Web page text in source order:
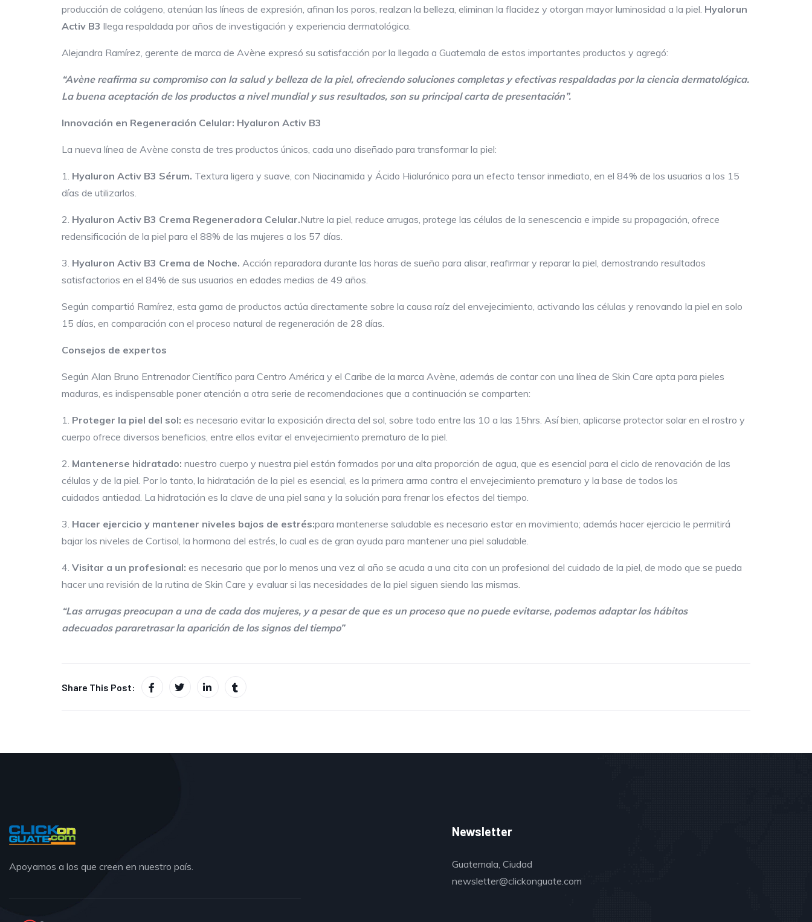
producción de colágeno, atenúan las líneas de expresión, afinan los poros, realzan la belleza, eliminan la flacidez y otorgan mayor luminosidad a la piel. Hyalorun
Activ B3 llega respaldada por años de investigación y experiencia dermatológica.
Alejandra Ramírez, gerente de marca de Avène expresó su satisfacción por la llegada a Guatemala de estos importantes productos y agregó:
“Avène reafirma su compromiso con la salud y belleza de la piel, ofreciendo soluciones completas y efectivas respaldadas por la ciencia dermatológica.
La buena aceptación de los productos a nivel mundialy sus resultados, son su principal carta de presentación”.
Innovación en Regeneración Celular: Hyaluron Activ B3
La nueva línea de Avène consta de tres productos únicos, cada uno diseñado para transformar la piel:
1. Hyaluron Activ B3 Sérum. Textura ligera y suave, con Niacinamida y Ácido Hialurónico para un efecto tensor inmediato, en el 84% de los usuarios a los 15
días de utilizarlos.
2. Hyaluron Activ B3 Crema Regeneradora Celular.Nutre la piel, reduce arrugas, protege las células de la senescencia e impide su propagación, ofrece
redensificación de la piel para el 88% de las mujeres a los 57 días.
3. Hyaluron Activ B3 Crema de Noche. Acción reparadora durante las horas de sueño para alisar, reafirmar y reparar la piel, demostrando resultados
satisfactorios en el 84% de sus usuarios en edades medias de 49 años.
Según compartió Ramírez, esta gama de productos actúa directamente sobre la causa raíz del envejecimiento, activando las células y renovando la piel en solo
15 días, en comparación con el proceso natural de regeneración de 28 días.
Consejos de expertos
Según Alan Bruno Entrenador Científico para Centro América y el Caribe de la marca Avène, además de contar con una línea de Skin Care apta para pieles
maduras, es indispensable poner atención a otra serie de recomendaciones que a continuación se comparten:
1. Proteger la piel del sol: es necesario evitar la exposición directa del sol, sobre todo entre las 10 a las 15hrs. Así bien, aplicarse protector solar en el rostro y
cuerpo ofrece diversos beneficios, entre ellos evitar el envejecimiento prematuro de la piel.
2. Mantenerse hidratado: nuestro cuerpo y nuestra piel están formados por una alta proporción de agua, que es esencial para el ciclo de renovación de las
células y de la piel. Por lo tanto, la hidratación de la piel es esencial, es la primera arma contra el envejecimiento prematuro y la base de todos los
cuidados antiedad. La hidratación es la clave de una piel sana y la solución para frenar los efectos del tiempo.
3. Hacer ejercicio y mantener niveles bajos de estrés:para mantenerse saludable es necesario estar en movimiento; además hacer ejercicio le permitirá
bajar los niveles de Cortisol, la hormona del estrés, lo cual es de gran ayuda para mantener una piel saludable.
4. Visitar a un profesional: es necesario que por lo menos una vez al año se acuda a una cita con un profesional del cuidado de la piel, de modo que se pueda
hacer una revisión de la rutina de Skin Care y evaluar si las necesidades de la piel siguen siendo las mismas.
“Las arrugas preocupan auna decada dos mujeres, y a pesarde que es un proceso que no puede evitarse, podemos adaptarlos hábitos
adecuadospararetrasar la aparición de los signos del tiempo”
Share This Post:
Apoyamos a los que creen en nuestro país.
Newsletter
Guatemala, Ciudad
newsletter@clickonguate.com